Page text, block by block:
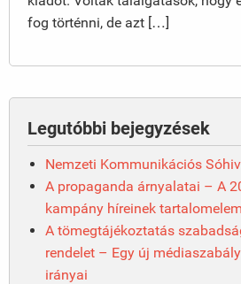
fog történni, de azt […]
Legutóbbi bejegyzések
Nemzeti Kommunikációs
A propaganda árnyalatai – A
kampány híreinek
A tömegtájékoztatás
rendelet – Egy új
irányai